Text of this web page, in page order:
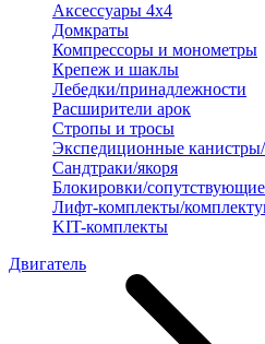
Аксессуары 4х4
Домкраты
Компрессоры и монометры
Крепеж и шаклы
Лебедки/принадлежности
Расширители арок
Стропы и тросы
Экспедиционные канистры/
Сандтраки/якоря
Блокировки/
Лифт-комплекты/
KIT-комплекты
Двигатель